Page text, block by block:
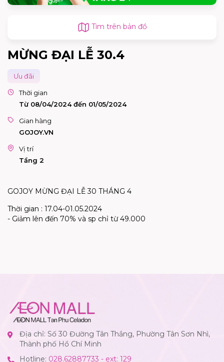
Tìm trên bản đồ
MỪNG ĐẠI LỄ 30.4
Ưu đãi
Thời gian
Từ 08/04/2024 đến 01/05/2024
Gian hàng
GOJOY.VN
Vị trí
Tầng 2
GOJOY MỪNG ĐẠI LỄ 30 THÁNG 4
Thời gian : 17.04-01.05.2024
- Giảm lên đến 70% và sp chỉ từ 49.000
Địa chỉ: Số 30 Đường Tân Thắng, Phường Tân Sơn Nhì,
Thành phố Hồ Chí Minh
Hotline: 028.62887733 - ext: 129